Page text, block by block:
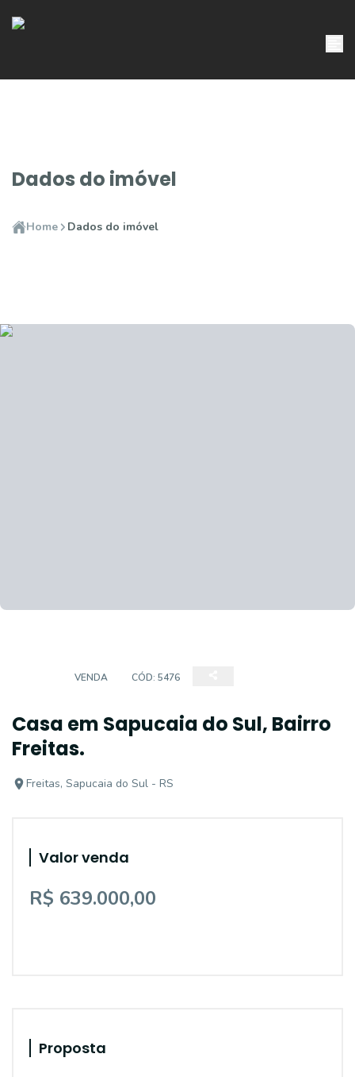
Dados do imóvel
Home Dados do imóvel
VENDA CÓD: 5476
Casa em Sapucaia do Sul, Bairro
Freitas.
Freitas, Sapucaia do Sul - RS
Valor venda
R$ 639.000,00
Proposta